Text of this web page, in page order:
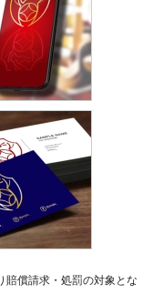
賠償請求・処罰の対象とな